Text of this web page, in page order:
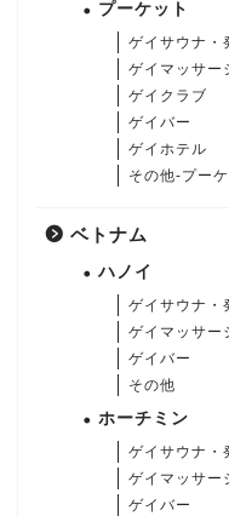
プーケット
ゲイサウナ・
ゲイマッサー
ゲイクラブ
ゲイバー
ゲイホテル
その他-プーケ
ベトナム
ハノイ
ゲイサウナ・
ゲイマッサー
ゲイバー
その他
ホーチミン
ゲイサウナ・
ゲイマッサー
ゲイバー